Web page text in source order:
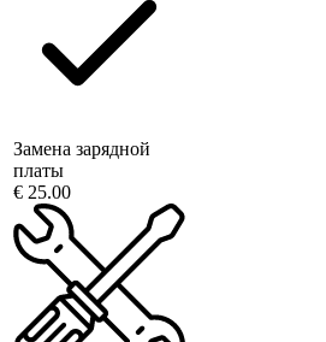
Замена зарядной
платы
€ 25.00